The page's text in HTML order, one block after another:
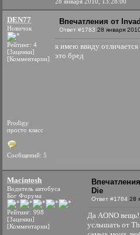
DEN77
Новичок
Рейтинг: 4
[Заценки]
[Комментарии]
Prodigy
просто класс
Сообщений: 5
Впечатления от
Ответ #1783 28 января
я имею ввиду
это бред
Macintosh
Водитель автобуса
Бог Форума
Рейтинг: 998
[Заценки]
[Комментарии]
Die
Ответ #1784 28
Да AONO
услышать от